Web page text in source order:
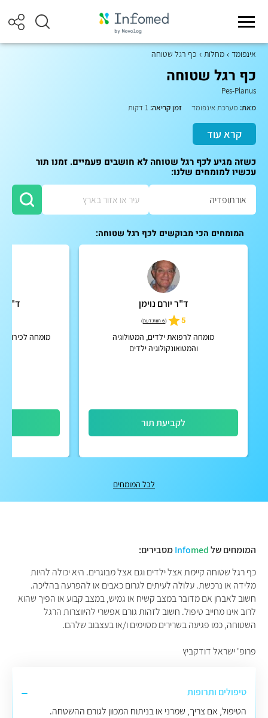
אינפומד מחלות כף רגל שטוחה
כף רגל שטוחה
Pes-Planus
מאת: מערכת אינפומד זמן קריאה:
קרא עוד
כשזה מגיע לכף רגל שטוחה לא חושבים פעמיים. זמנו תור
עכשיו למומחים שלנו:
המומחים הכי מבוקשים לכף רגל שטוחה:
ד"ר יורם נוימן
5
(6 חוות דעת )
מומחה לרפואת ילדים, המטולוגיה
והמטואונקולוגיה ילדים
לקביעת תור
ד"ר
מומחה
לכל המומחים
המומחים של Infomed
מסבירים:
כף רגל שטוחה קיימת אצל ילדים וגם אצל מבוגרים. היא יכולה להיות
מלידה או נרכשת. עלולה לעיתים לגרום כאבים או להפרעה בהליכה.
חשוב לאבחן אם מדובר במצב קשיח או גמיש, במצב קבוע או הפיך שהוא
לרוב אינו מחייב טיפול. חשוב לזהות גורם אפשרי להיווצרות הרגל
השטוחה, כמו פגיעה בשרירים מסוימים ו/או בעצבוב שלהם.
פרופ' ישראל דודקביץ
טיפולים ותרופות
הטיפול, אם צריך, שמרני או בניתוח המכוון לגורם ההשטחה.